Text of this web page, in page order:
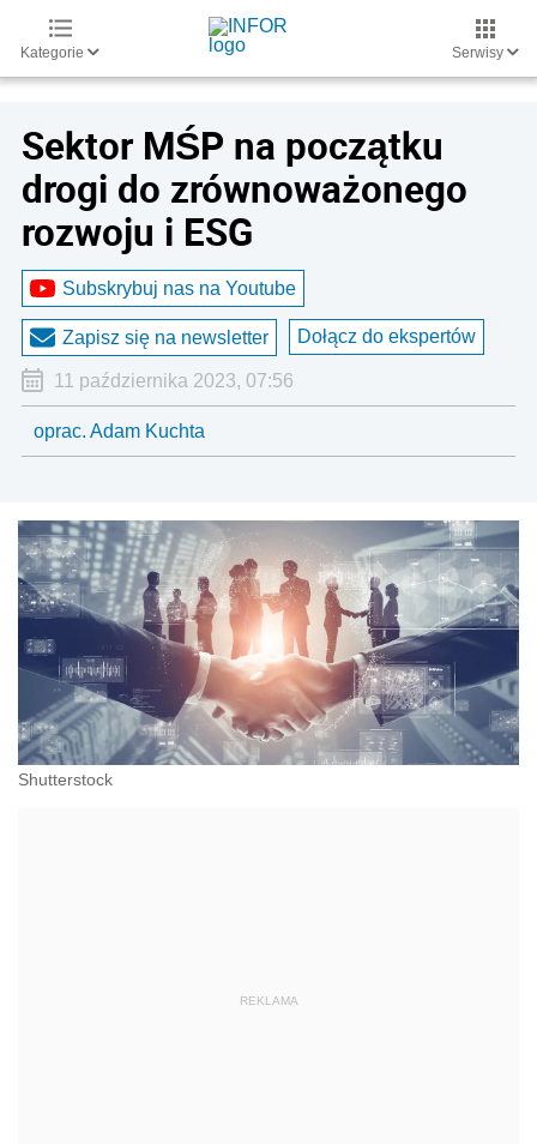
Kategorie Serwisy
Sektor MŚP na początku
drogi do zrównoważonego
rozwoju i ESG
Subskrybuj nas na Youtube
Zapisz się na newsletter Dołącz do ekspertów
11 października 2023, 07:56
oprac. Adam Kuchta
Shutterstock